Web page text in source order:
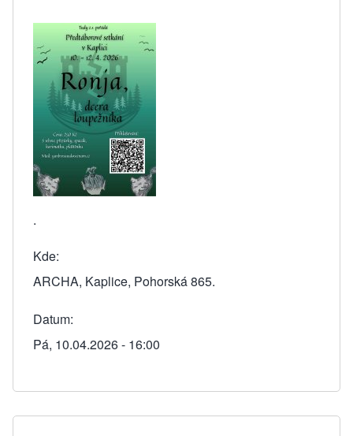
.
Kde
ARCHA, Kaplice, Pohorská 865.
Datum
Pá, 10.04.2026 - 16:00